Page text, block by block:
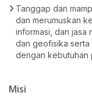
Tanggap dan
dan merumuskan
informasi, dan jasa
dan geofisika serta
dengan kebutuhan
Misi